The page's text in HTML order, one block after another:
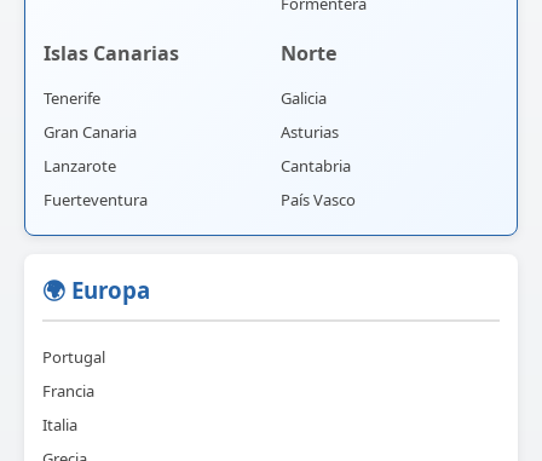
Islas Canarias
Tenerife
Gran Canaria
Lanzarote
Fuerteventura
Norte
Galicia
Asturias
Cantabria
País Vasco
🌍 Europa
Portugal
Francia
Italia